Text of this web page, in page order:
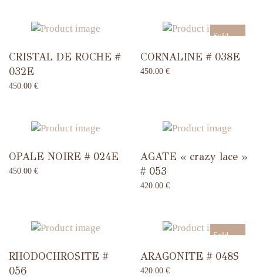
CRISTAL DE ROCHE #
032E
450.00 €
Sold
Out
CORNALINE # 038E
450.00 €
OPALE NOIRE # 024E
450.00 €
AGATE « crazy lace »
# 053
420.00 €
RHODOCHROSITE #
056
Sold
Out
ARAGONITE # 048S
420.00 €